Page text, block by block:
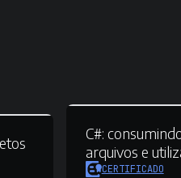
C#:
arquivos e
CERTIFICADO